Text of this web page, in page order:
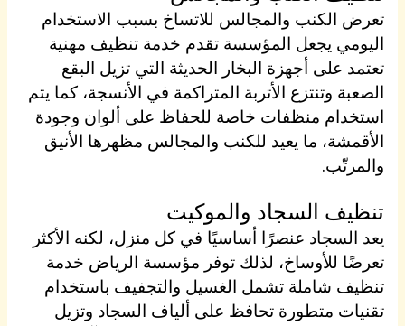
تعرض الكنب والمجالس للاتساخ بسبب الاستخدام
اليومي يجعل المؤسسة تقدم خدمة تنظيف مهنية
تعتمد على أجهزة البخار الحديثة التي تزيل البقع
الصعبة وتنتزع الأتربة المتراكمة في الأنسجة، كما يتم
استخدام منظفات خاصة للحفاظ على ألوان وجودة
الأقمشة، ما يعيد للكنب والمجالس مظهرها الأنيق
والمرتّب.
تنظيف السجاد والموكيت
يعد السجاد عنصرًا أساسيًا في كل منزل، لكنه الأكثر
تعرضًا للأوساخ، لذلك توفر مؤسسة الرياض خدمة
تنظيف شاملة تشمل الغسيل والتجفيف باستخدام
تقنيات متطورة تحافظ على ألياف السجاد وتزيل